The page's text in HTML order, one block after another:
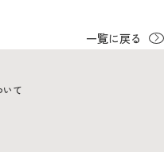
一覧に戻る
いて